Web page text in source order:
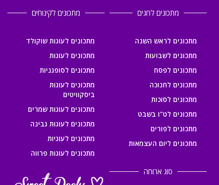
מתכונים לחגים
מתכונים לראש השנה
מתכונים לשבועות
מתכונים לפסח
מתכונים לחנוכה
מתכונים לסוכות
מתכונים לט"ו בשבט
מתכונים לפורים
מתכונים ליום העצמאות
מתכונים לקינוחים
מתכונים לעוגות שוקולד
מתכונים לעוגות
מתכונים לסופגניות
מתכונים לעוגות
ביסקוויטים
מתכונים לעוגות שמרים
מתכונים לעוגות גבינה
מתכונים לעוגיות
מתכונים לעוגות פרווה
סוג ארוחה